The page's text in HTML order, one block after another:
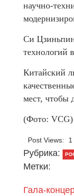
научно-
Си
технологий
Китайский
мест, чтобы
(Фото: VCG)
Post Views:
Рубрика:
Метки:
Гала-